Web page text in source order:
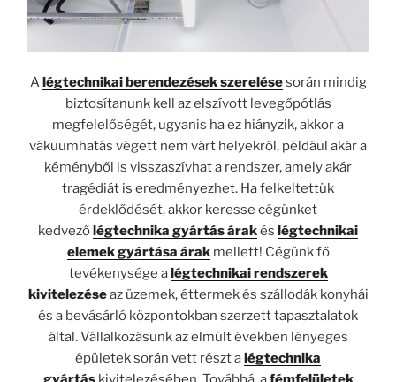
Alégtechnikai berendezések szerelésesorán mindig
biztosítanunk kell az elszívott levegőpótlás
megfelelőségét, ugyanis ha ez hiányzik, akkor a
vákuumhatás végett nem várt helyekről, például akár a
kéményből is visszaszívhat a rendszer, amely akár
tragédiát is eredményezhet. Ha felkeltettük
érdeklődését, akkor keresse cégünket
kedvezőlégtechnika gyártás árakés légtechnikai
elemek gyártása árakmellett! Cégünk fő
tevékenysége alégtechnikai rendszerek
kivitelezéseaz üzemek, éttermek és szállodák konyhái
és a bevásárló központokban szerzett tapasztalatok
által. Vállalkozásunk az elmúlt években lényeges
épületek során vett részt alégtechnika